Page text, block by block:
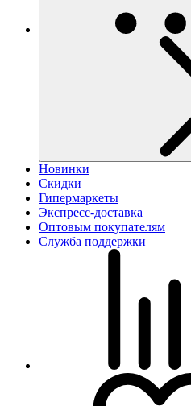
Новинки
Скидки
Гипермаркеты
Экспресс-доставка
Оптовым покупателям
Служба поддержки